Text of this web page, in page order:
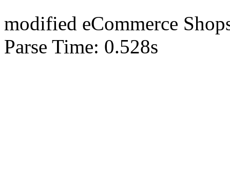
modified eCommerce
Parse Time: 0.528s